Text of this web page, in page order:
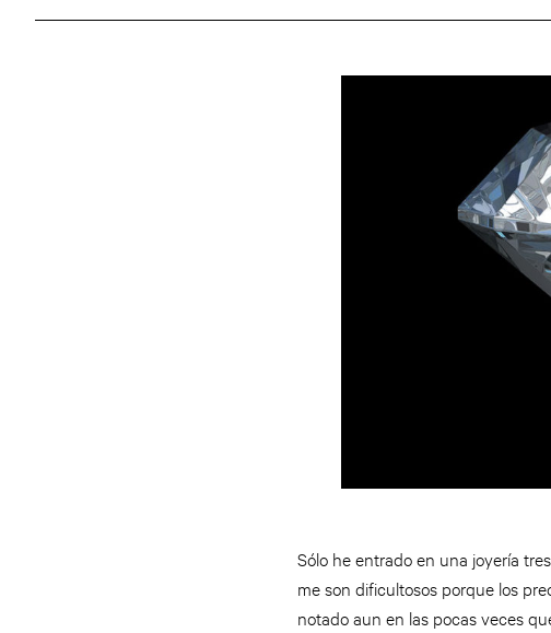
Sólo he entrado en una joyería
me son dificultosos porque los
notado aun en las pocas veces